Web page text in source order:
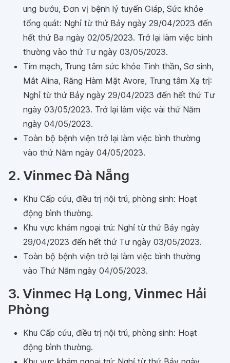
ung bướu, Đơn vị bệnh lý tuyến Giáp, Sức khỏe
tổng quát: Nghỉ từ thứ Bảy ngày 29/04/2023 đến
hết thứ Ba ngày 02/05/2023. Trở lại làm việc bình
thường vào thứ Tư ngày 03/05/2023.
Tim mạch, Trung tâm sức khỏe Tinh thần, Sơ sinh,
Mắt Alina, Răng Hàm Mặt Avore, Trung tâm Xạ trị:
Nghỉ từ thứ Bảy ngày 29/04/2023 đến hết thứ Tư
ngày 03/05/2023. Trở lại làm việc vài thứ Năm
ngày 04/05/2023.
Toàn bộ bệnh viện trở lại làm việc bình thường
vào thứ Năm ngày 04/05/2023.
2. Vinmec Đà Nẵng
Khu Cấp cứu, điều trị nội trú, phòng sinh: Hoạt
động bình thường.
Khu vực khám ngoại trú: Nghỉ từ thứ Bảy ngày
29/04/2023 đến hết thứ Tư ngày 03/05/2023.
Toàn bộ bệnh viện trở lại làm việc bình thường
vào Thứ Năm ngày 04/05/2023.
3. Vinmec Hạ Long, Vinmec Hải
Phòng
Khu Cấp cứu, điều trị nội trú, phòng sinh: Hoạt
động bình thường.